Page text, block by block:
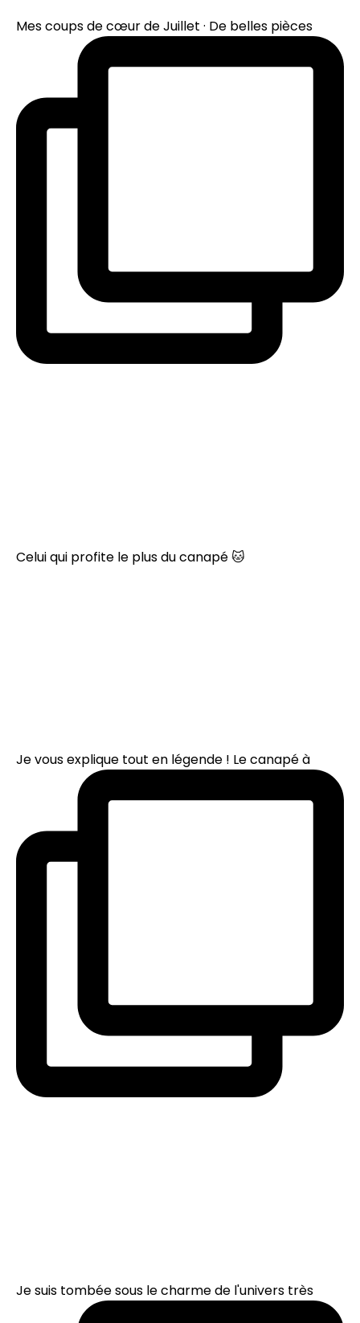
Mes coups de cœur de Juillet · De belles pièces
Celui qui profite le plus du canapé 🐱
Je vous explique tout en légende ! Le canapé à
Je suis tombée sous le charme de l'univers très